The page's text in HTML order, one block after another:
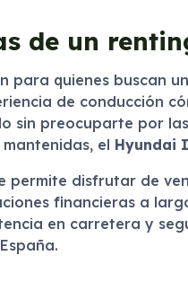
de un
para quienes buscan
de conducción
sin preocuparte por
el Hyundai
permite disfrutar de
financieras a
en carretera y